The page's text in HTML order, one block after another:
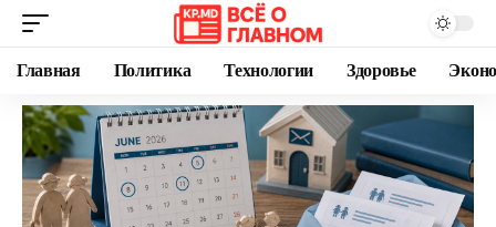
Главная Политика Технологии Здоровье